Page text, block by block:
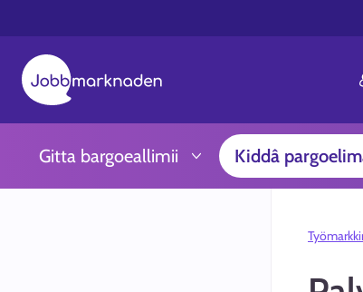
Gitta bargoeallimii Kiddâ